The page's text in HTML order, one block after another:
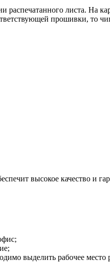
распечатанного листа. На
прошивки, то
высокое качество и
выделить рабочее место